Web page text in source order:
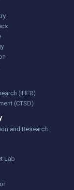
(IHER)
(CTSD)
and Research
Lab